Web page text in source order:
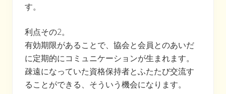
す。
利点その2。
有効期限があることで、協会と会員とのあいだ
に定期的にコミュニケーションが生まれます。
疎遠になっていた資格保持者とふたたび交流す
ることができる、そういう機会になります。